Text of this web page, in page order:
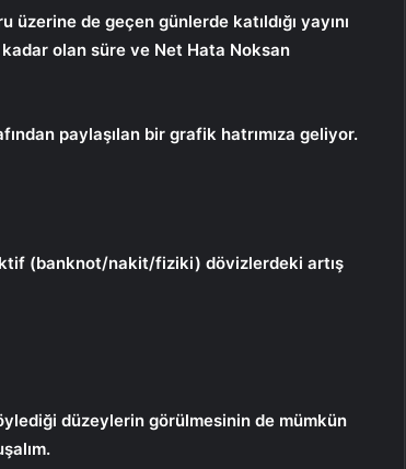
de geçen günlerde katıldığı yayını
olan süre ve Net Hata Noksan
paylaşılan bir grafik hatrımıza geliyor.
(banknot/nakit/fiziki) dövizlerdeki artış
düzeylerin görülmesinin de mümkün